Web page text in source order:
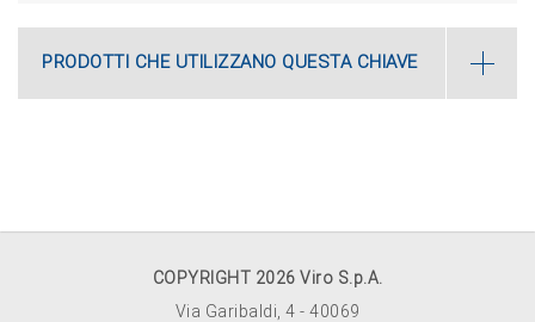
PRODOTTI CHE UTILIZZANO QUESTA CHIAVE
COPYRIGHT 2026 Viro S.p.A.
Via Garibaldi, 4 - 40069